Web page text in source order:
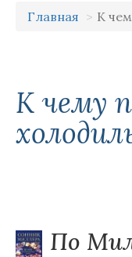
Главная К
К чему
По